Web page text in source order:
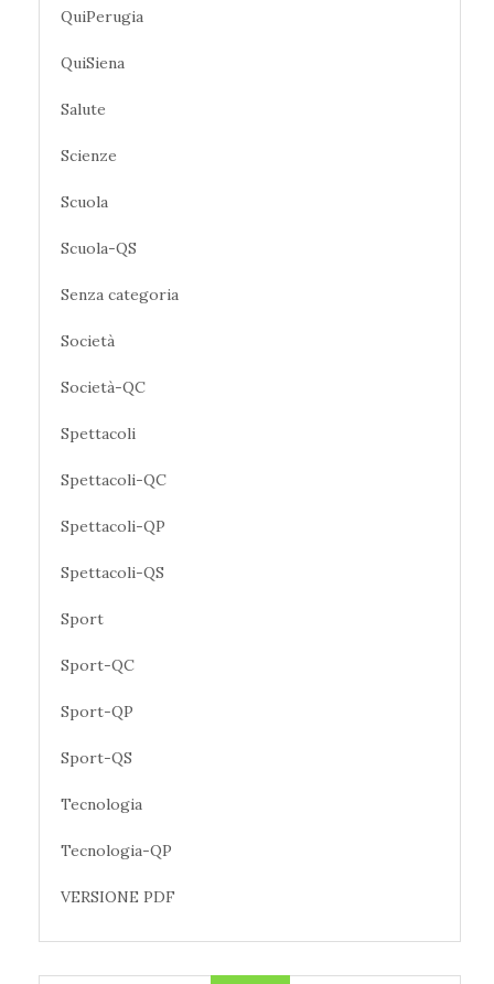
QuiPerugia
QuiSiena
Salute
Scienze
Scuola
Scuola-QS
Senza categoria
Società
Società-QC
Spettacoli
Spettacoli-QC
Spettacoli-QP
Spettacoli-QS
Sport
Sport-QC
Sport-QP
Sport-QS
Tecnologia
Tecnologia-QP
VERSIONE PDF